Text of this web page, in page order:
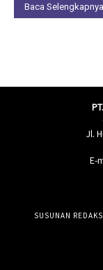
Baca Selengkapnya
Jl.
E-
SUSUNAN